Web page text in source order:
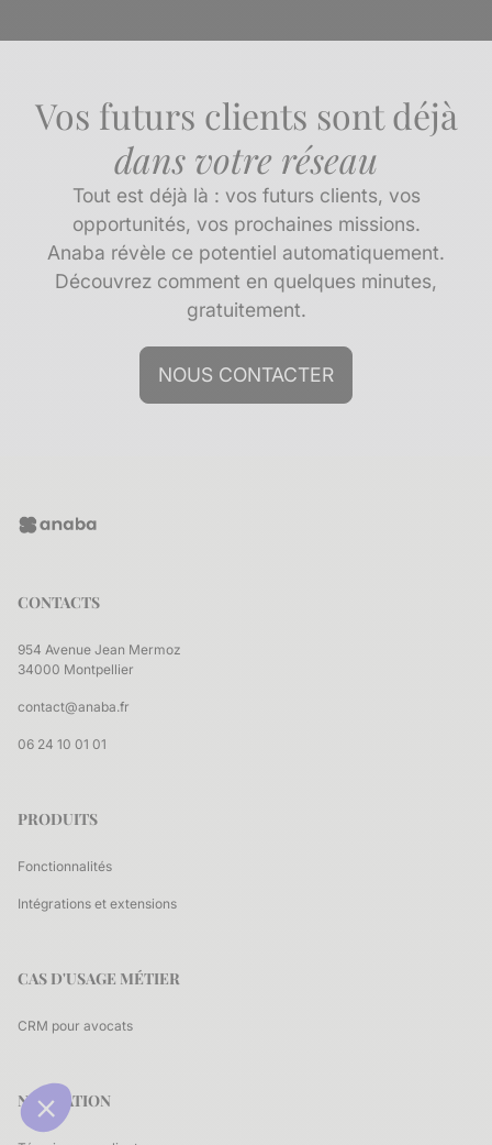
Vos futurs clients sont déjà
dans votre réseau
Tout est déjà là : vos futurs clients, vos
opportunités, vos prochaines missions.
Anaba révèle ce potentiel automatiquement.
Découvrez comment en quelques minutes,
gratuitement.
NOUS CONTACTER
CONTACTS
954 Avenue Jean Mermoz
34000 Montpellier
contact@anaba.fr
06 24 10 01 01
PRODUITS
Fonctionnalités
Intégrations et extensions
CAS D'USAGE MÉTIER
CRM pour avocats
NAVIGATION